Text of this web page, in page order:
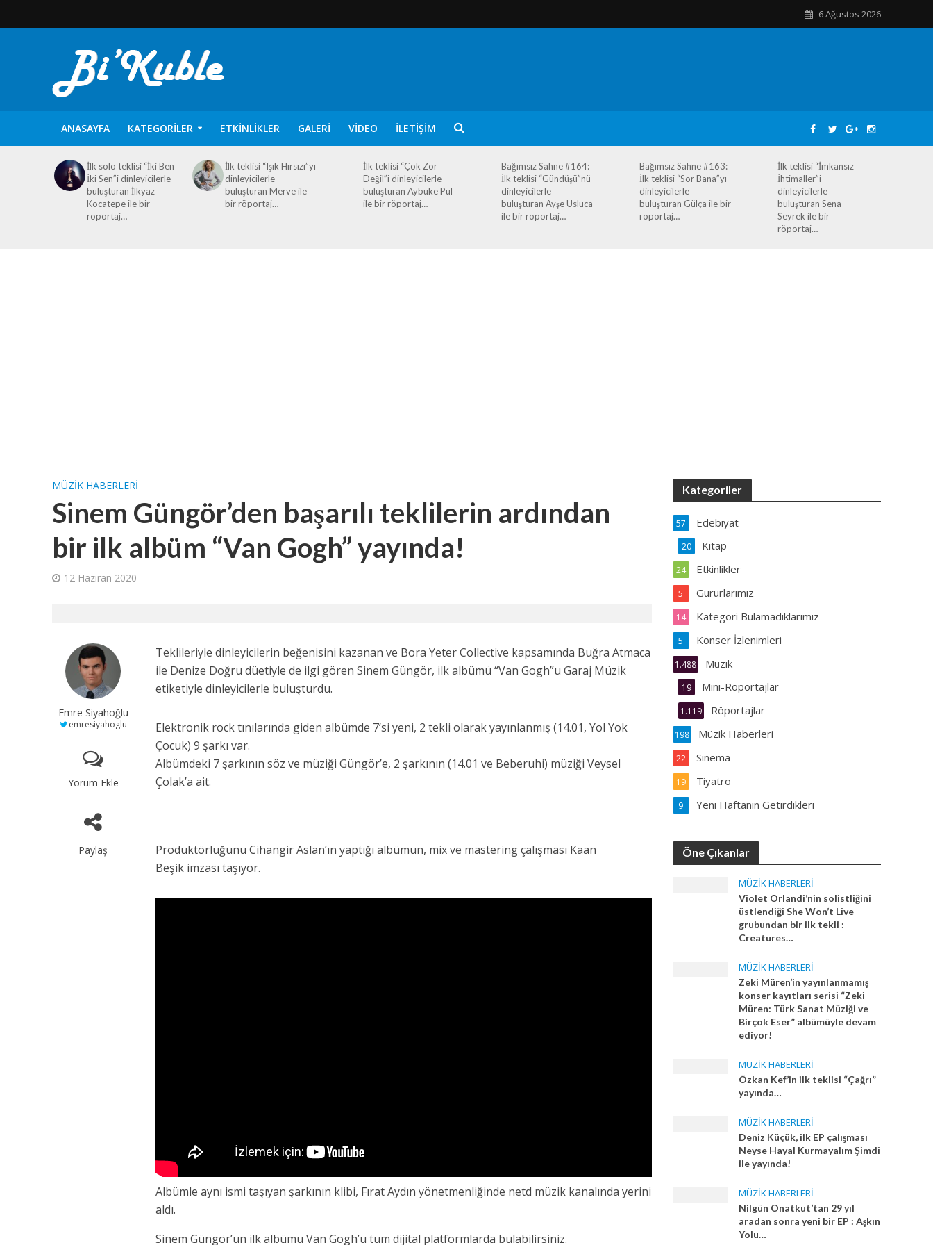
6 Ağustos 2026
ANASAYFA KATEGORILER ETKINLIKLER GALERI VIDEO İLETIŞIM
İlk solo teklisi “İki Ben
İki Sen”i dinleyicilerle
buluşturan İlkyaz
Kocatepe ile bir
röportaj…
İlk teklisi “Işık Hırsızı”yı
dinleyicilerle
buluşturan Merve ile
bir röportaj…
İlk teklisi “Çok Zor
Değil”i dinleyicilerle
buluşturan Aybüke Pul
ile bir röportaj…
Bağımsız Sahne #164:
İlk teklisi “Gündüşü”nü
dinleyicilerle
buluşturan Ayşe Usluca
ile bir röportaj…
Bağımsız Sahne #163:
İlk teklisi “Sor Bana”yı
dinleyicilerle
buluşturan Gülça ile bir
röportaj…
İlk teklisi “İmkansız
İhtimaller”i
dinleyicilerle
buluşturan Sena
Seyrek ile bir
röportaj…
MÜZIK HABERLERI
Sinem Güngör’den başarılı teklilerin ardından
bir ilk albüm “Van Gogh” yayında!
12 Haziran 2020
Emre Siyahoğlu
emresiyahoglu
Yorum Ekle
Paylaş
Teklileriyle dinleyicilerin beğenisini kazanan ve Bora Yeter Collective kapsamında Buğra Atmaca
ile Denize Doğru düetiyle de ilgi gören Sinem Güngör, ilk albümü “Van Gogh”u Garaj Müzik
etiketiyle dinleyicilerle buluşturdu.
Elektronik rock tınılarında giden albümde 7’si yeni, 2 tekli olarak yayınlanmış (14.01, Yol Yok
Çocuk) 9 şarkı var.
Albümdeki 7 şarkının söz ve müziği Güngör’e, 2 şarkının (14.01 ve Beberuhi) müziği Veysel
Çolak’a ait.
Prodüktörlüğünü Cihangir Aslan’ın yaptığı albümün, mix ve mastering çalışması Kaan
Beşik imzası taşıyor.
Albümle aynı ismi taşıyan şarkının klibi, Fırat Aydın yönetmenliğinde netd müzik kanalında yerini
aldı.
Sinem Güngör’ün ilk albümü Van Gogh’u tüm dijital platformlarda bulabilirsiniz.
Kategoriler
Edebiyat
57
Kitap
20
Etkinlikler
24
Gururlarımız
5
Kategori Bulamadıklarımız
14
Konser İzlenimleri
5
Müzik
1.488
Mini-Röportajlar
19
Röportajlar
1.119
Müzik Haberleri
198
Sinema
22
Tiyatro
19
Yeni Haftanın Getirdikleri
9
Öne Çıkanlar
MÜZIK HABERLERI
Violet Orlandi’nin solistliğini
üstlendiği She Won’t Live
grubundan bir ilk tekli :
Creatures…
MÜZIK HABERLERI
Zeki Müren’in yayınlanmamış
konser kayıtları serisi “Zeki
Müren: Türk Sanat Müziği ve
Birçok Eser” albümüyle devam
ediyor!
MÜZIK HABERLERI
Özkan Kef’in ilk teklisi “Çağrı”
yayında…
MÜZIK HABERLERI
Deniz Küçük, ilk EP çalışması
Neyse Hayal Kurmayalım Şimdi
ile yayında!
MÜZIK HABERLERI
Nilgün Onatkut’tan 29 yıl
aradan sonra yeni bir EP : Aşkın
Yolu…